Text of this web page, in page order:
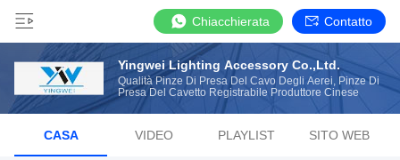
Chiacchierata Contatto
Yingwei Lighting Accessory Co.,Ltd.
Qualità Pinze Di Presa Del Cavo Degli Aerei, Pinze Di
Presa Del Cavetto Registrabile Produttore Cinese
CASA VIDEO PLAYLIST SITO WEB